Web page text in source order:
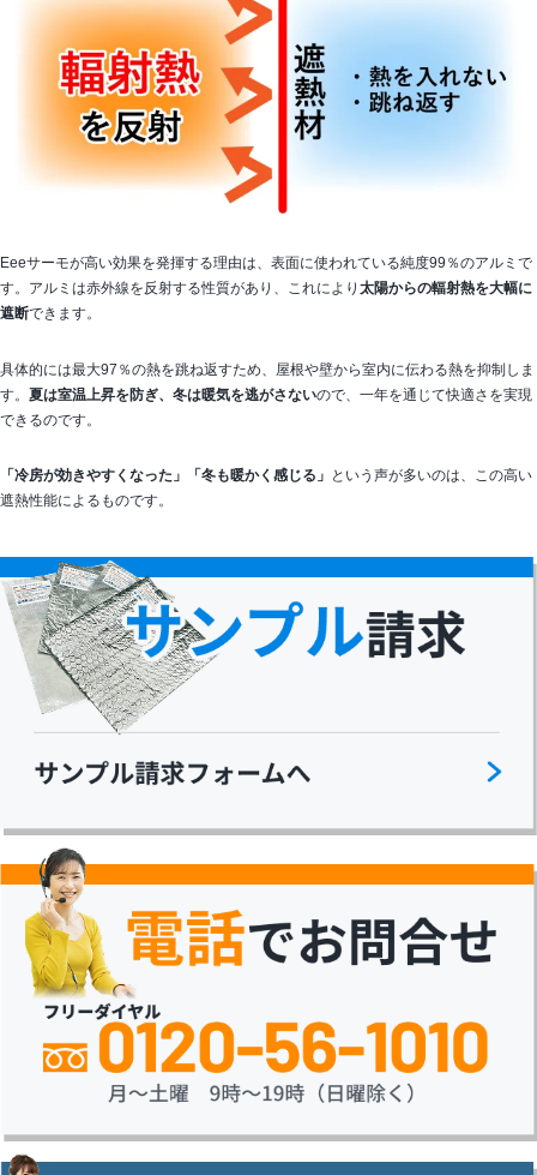
Eeeサーモが高い効果を発揮する理由は、表面に使われている純度99％のアルミで
す。アルミは赤外線を反射する性質があり、これにより 太陽からの輻射熱を大幅に
遮断できます。
具体的には最大97％の熱を跳ね返すため、屋根や壁から室内に伝わる熱を抑制しま
す。 夏は室温上昇を防ぎ、冬は暖気を逃がさないので、一年を通じて快適さを実現
できるのです。
「冷房が効きやすくなった」「冬も暖かく感じる」 という声が多いのは、この高い
遮熱性能によるものです。